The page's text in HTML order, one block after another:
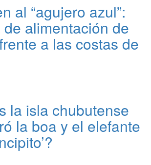
al “agujero azul”:
alimentación de
a las costas de
la isla chubutense
la boa y el elefante